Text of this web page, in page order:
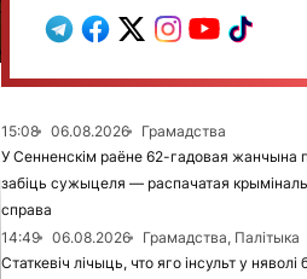
15:08 06.08.2026
Грамадства
У Сенненскім раёне 62-гадовая жанчына
забіць сужыцеля — распачатая
справа
14:49
06.08.2026
Грамадства, Палітыка
Статкевіч лічыць, что яго інсульт у няволі